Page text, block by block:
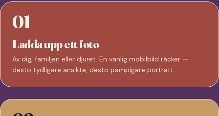
01
Ladda upp ett foto
Av dig, familjen eller djuret. En vanlig mobilbild räcker —
desto tydligare ansikte, desto pampigare porträtt.